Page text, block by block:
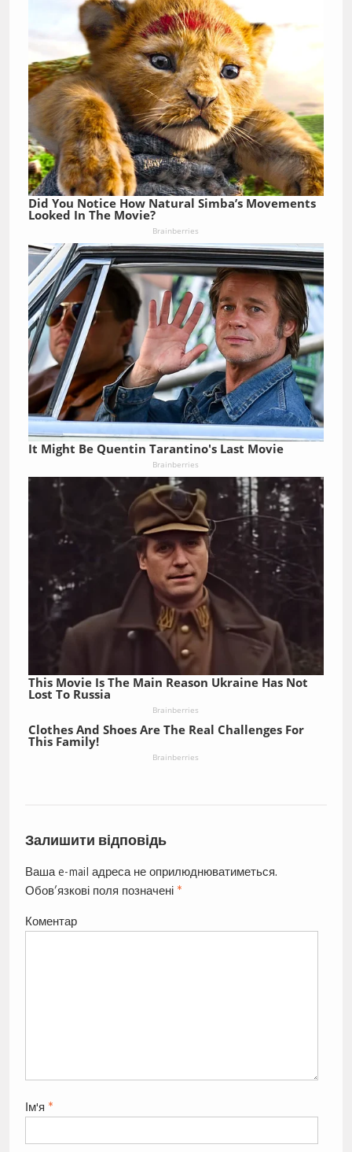
Did You Notice How Natural Simba’s Movements
Looked In The Movie?
Brainberries
It Might Be Quentin Tarantino's Last Movie
Brainberries
This Movie Is The Main Reason Ukraine Has Not
Lost To Russia
Brainberries
Clothes And Shoes Are The Real Challenges For
This Family!
Brainberries
Залишити відповідь
Ваша e-mail адреса не оприлюднюватиметься.
Обов’язкові поля позначені *
Коментар
Ім'я *